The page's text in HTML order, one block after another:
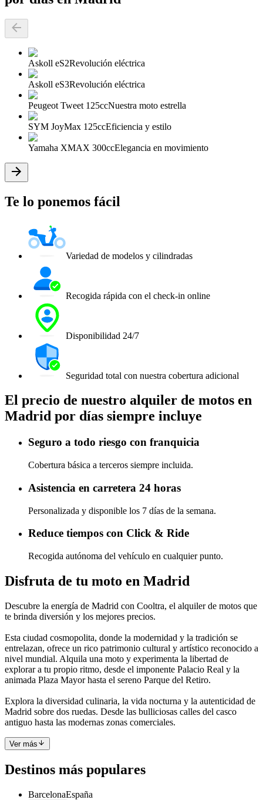
Askoll eS2Revolución eléctrica
Askoll eS3Revolución eléctrica
Peugeot Tweet 125ccNuestra moto estrella
SYM JoyMax 125ccEficiencia y estilo
Yamaha XMAX 300ccElegancia en movimiento
Te lo ponemos fácil
Variedad de modelos y cilindradas
Recogida rápida con el check-in online
Disponibilidad 24/7
Seguridad total con nuestra cobertura adicional
El precio de nuestro alquiler de motos en
Madrid por días siempre incluye
Seguro a todo riesgo con franquicia
Cobertura básica a terceros siempre incluida.
Asistencia en carretera 24 horas
Personalizada y disponible los 7 días de la semana.
Reduce tiempos con Click & Ride
Recogida autónoma del vehículo en cualquier punto.
Disfruta de tu moto en Madrid
Descubre la energía de Madrid con Cooltra, el alquiler de motos que
te brinda diversión y los mejores precios.
Esta ciudad cosmopolita, donde la modernidad y la tradición se
entrelazan, ofrece un rico patrimonio cultural y artístico reconocido a
nivel mundial. Alquila una moto y experimenta la libertad de
explorar a tu propio ritmo, desde el imponente Palacio Real y la
animada Plaza Mayor hasta el sereno Parque del Retiro.
Explora la diversidad culinaria, la vida nocturna y la autenticidad de
Madrid sobre dos ruedas. Desde las bulliciosas calles del casco
antiguo hasta las modernas zonas comerciales.
Ver más
Destinos más populares
BarcelonaEspaña